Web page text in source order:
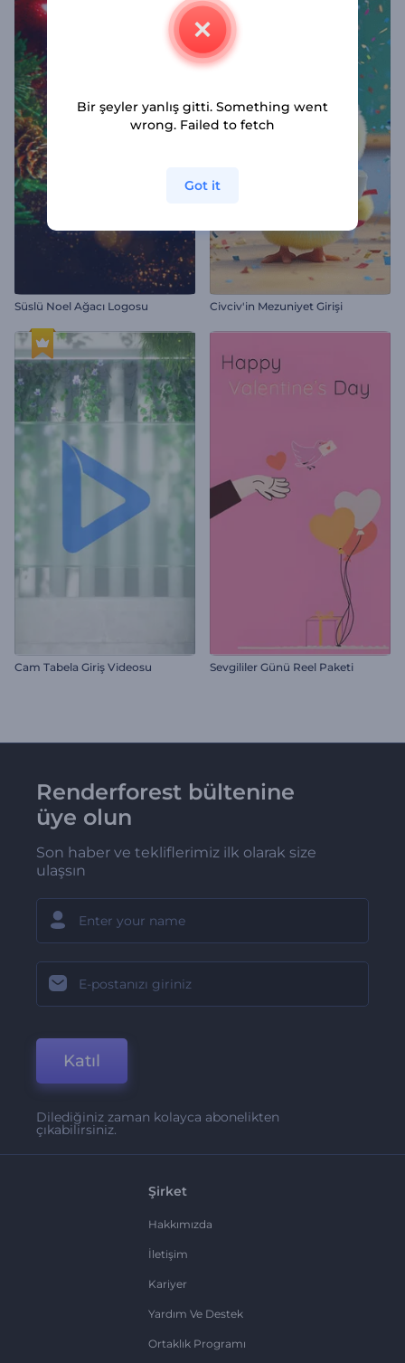
Süslü Noel Ağacı Logosu Civciv'in Mezuniyet Girişi
Cam Tabela Giriş Videosu Sevgililer Günü Reel Paketi
Renderforest bültenine
üye olun
Son haber ve tekliflerimiz ilk olarak size
ulaşsın
Katıl
Dilediğiniz zaman kolayca abonelikten
çıkabilirsiniz.
Şirket
Hakkımızda
İletişim
Kariyer
Yardım Ve Destek
Ortaklık Programı
Bir şeyler yanlış gitti. Something went
wrong. Failed to fetch
Got it